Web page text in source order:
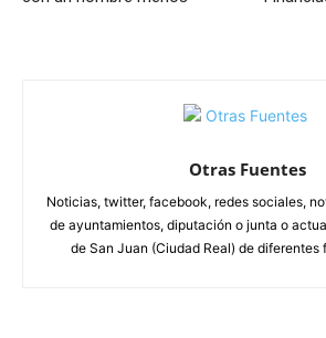
Otras Fuentes
Noticias, twitter, facebook, redes sociales,
de ayuntamientos, diputación o junta o
de San Juan (Ciudad Real) de diferentes